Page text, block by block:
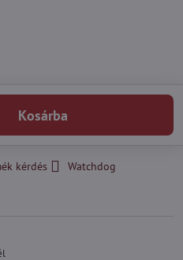
Kosárba
kérdés
Watchdog